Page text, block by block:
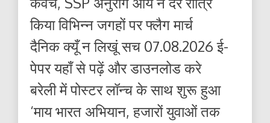
किया विभिन्न जगहों पर फ्लैग मार्च
दैनिक क्यूँ न लिखूं सच 07.08.2026 ई-
पेपर यहाँ से पढ़ें और डाउनलोड करे
बरेली में पोस्टर लॉन्च के साथ शुरू हुआ
‘माय भारत अभियान, हजारों युवाओं तक